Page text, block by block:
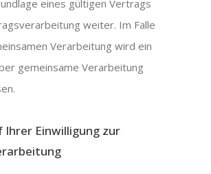
eines gültigen Vertrags
weiter. Im Falle
Verarbeitung wird ein
gemeinsame Verarbeitung
Ihrer Einwilligung zur